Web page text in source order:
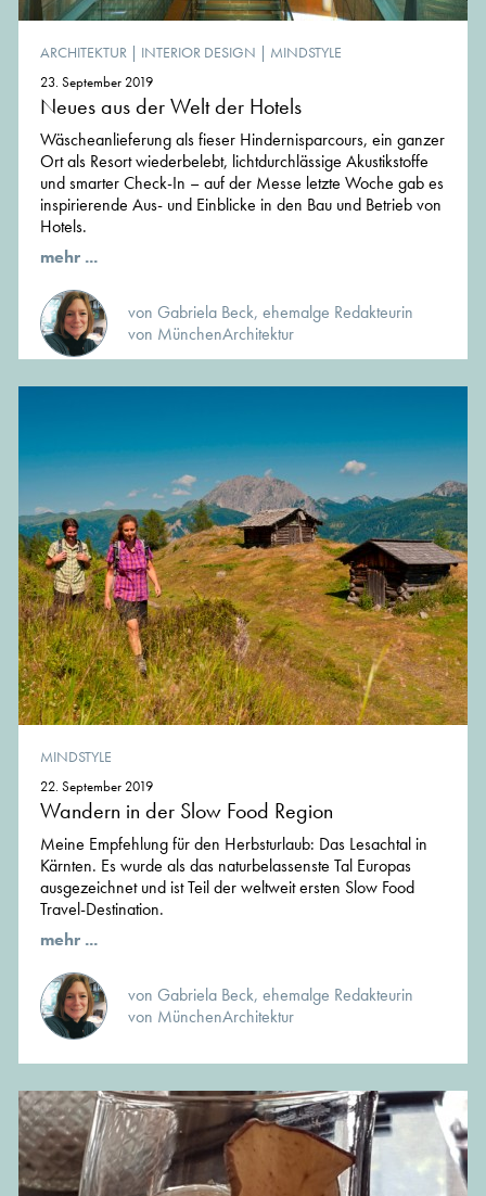
ARCHITEKTUR | INTERIOR DESIGN | MINDSTYLE
23. September 2019
Neues aus der Welt der Hotels
Wäscheanlieferung als fieser Hindernisparcours, ein ganzer
Ort als Resort wiederbelebt, lichtdurchlässige Akustikstoffe
und smarter Check-In – auf der Messe letzte Woche gab es
inspirierende Aus- und Einblicke in den Bau und Betrieb von
Hotels.
mehr ...
von Gabriela Beck, ehemalge Redakteurin
von MünchenArchitektur
MINDSTYLE
22. September 2019
Wandern in der Slow Food Region
Meine Empfehlung für den Herbsturlaub: Das Lesachtal in
Kärnten. Es wurde als das naturbelassenste Tal Europas
ausgezeichnet und ist Teil der weltweit ersten Slow Food
Travel-Destination.
mehr ...
von Gabriela Beck, ehemalge Redakteurin
von MünchenArchitektur